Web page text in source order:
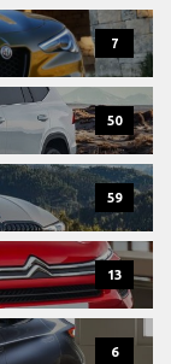
7
50
59
13
6